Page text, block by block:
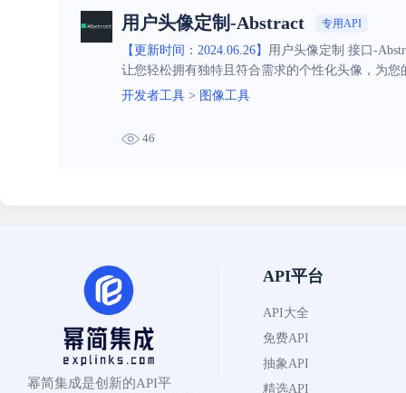
用户头像定制-Abstract 专用API
【更新时间：2024.06.26】
用户头像定制 接口-
让您轻松拥有独特且符合需求的个性化头像，为
开发者工具 > 图像工具
46
幂简集成是创新的API平
API平台
API大全
免费API
抽象API
精选API